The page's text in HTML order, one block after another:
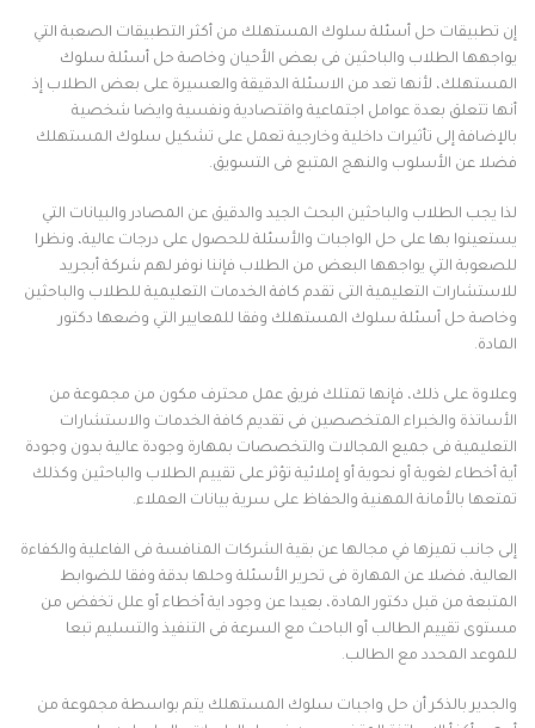
إن تطبيقات حل أسئلة سلوك المستهلك من أكثر التطبيقات الصعبة التي
يواجهها الطلاب والباحثين فى بعض الأحيان وخاصة حل أسئلة سلوك
المستهلك، لأنها تعد من الاسئلة الدقيقة والعسيرة على بعض الطلاب إذ
أنها تتعلق بعدة عوامل اجتماعية واقتصادية ونفسية وايضا شخصية
بالإضافة إلى تأثيرات داخلية وخارجية تعمل على تشكيل سلوك المستهلك
فضلا عن الأسلوب والنهج المتبع فى التسويق.
لذا يجب الطلاب والباحثين البحث الجيد والدقيق عن المصادر والبيانات التي
يستعينوا بها على حل الواجبات والأسئلة للحصول على درجات عالية، ونظرا
للصعوبة التي يواجهها البعض من الطلاب فإننا نوفر لهم شركة أبجريد
للاستشارات التعليمية التى تقدم كافة الخدمات التعليمية للطلاب والباحثين
وخاصة حل أسئلة سلوك المستهلك وفقا للمعايير التي وضعها دكتور
المادة.
وعلاوة على ذلك، فإنها تمتلك فريق عمل محترف مكون من مجموعة من
الأساتذة والخبراء المتخصصين فى تقديم كافة الخدمات والاستشارات
التعليمية فى جميع المجالات والتخصصات بمهارة وجودة عالية بدون وجودة
أية أخطاء لغوية أو نحوية أو إملائية تؤثر على تقييم الطلاب والباحثين وكذلك
تمتعها بالأمانة المهنية والحفاظ على سرية بيانات العملاء.
إلى جانب تميزها في مجالها عن بقية الشركات المنافسة فى الفاعلية والكفاءة
العالية، فضلا عن المهارة فى تحرير الأسئلة وحلها بدقة وفقا للضوابط
المتبعة من قبل دكتور المادة، بعيدا عن وجود اية أخطاء أو علل تخفض من
مستوى تقييم الطالب أو الباحث مع السرعة فى التنفيذ والتسليم تبعا
للموعد المحدد مع الطالب.
والجدير بالذكر أن حل واجبات سلوك المستهلك يتم بواسطة مجموعة من